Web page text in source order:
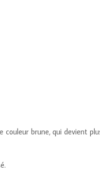
couleur brune, qui devient